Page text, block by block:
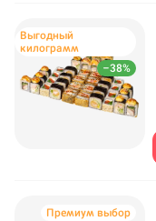
–38%
Выгодный
килограмм
Премиум выбор